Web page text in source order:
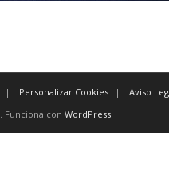
Personalizar Cookies
Aviso
. Funciona con WordPress.